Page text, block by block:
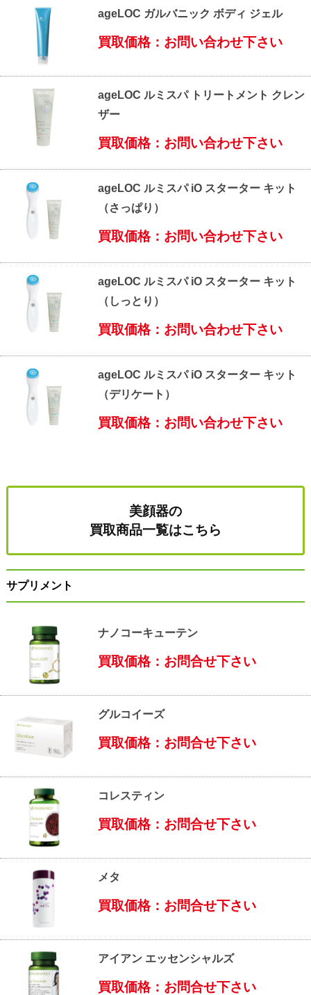
ageLOC ガルバニック ボディ ジェル
買取価格：お問い合わせ下さい
ageLOC ルミスパ トリートメント クレン
ザー
買取価格：お問い合わせ下さい
ageLOC ルミスパ iO スターター キット
（さっぱり）
買取価格：お問い合わせ下さい
ageLOC ルミスパ iO スターター キット
（しっとり）
買取価格：お問い合わせ下さい
ageLOC ルミスパ iO スターター キット
（デリケート）
買取価格：お問い合わせ下さい
美顔器の
買取商品一覧はこちら
サプリメント
ナノコーキューテン
買取価格：お問合せ下さい
グルコイーズ
買取価格：お問合せ下さい
コレスティン
買取価格：お問合せ下さい
メタ
買取価格：お問合せ下さい
アイアン エッセンシャルズ
買取価格：お問合せ下さい